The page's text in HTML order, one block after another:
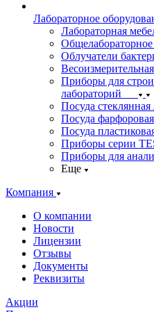
Лабораторное
Лабораторная
Облучатели
Приборы для
лабораторий
Посуда стеклянная
Посуда
Посуда
Приборы серии
Приборы для
Еще
Компания
О компании
Новости
Лицензии
Отзывы
Документы
Реквизиты
Акции